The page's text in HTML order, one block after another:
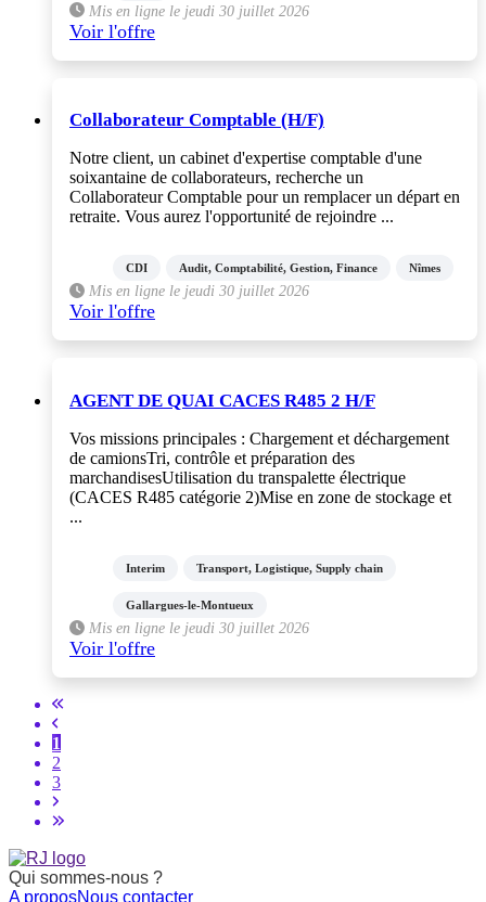
Mis en ligne le jeudi 30 juillet 2026
Voir l'offre
Collaborateur Comptable (H/F)
Notre client, un cabinet d'expertise comptable d'une
soixantaine de collaborateurs, recherche un
Collaborateur Comptable pour un remplacer un départ en
retraite. Vous aurez l'opportunité de rejoindre ...
CDI Audit, Comptabilité, Gestion, Finance Nîmes
Mis en ligne le jeudi 30 juillet 2026
Voir l'offre
AGENT DE QUAI CACES R485 2 H/F
Vos missions principales : Chargement et déchargement
de camionsTri, contrôle et préparation des
marchandisesUtilisation du transpalette électrique
(CACES R485 catégorie 2)Mise en zone de stockage et
...
Interim Transport, Logistique, Supply chain
Gallargues-le-Montueux
Mis en ligne le jeudi 30 juillet 2026
Voir l'offre
1
2
3
Qui sommes-nous ?
A proposNous contacter